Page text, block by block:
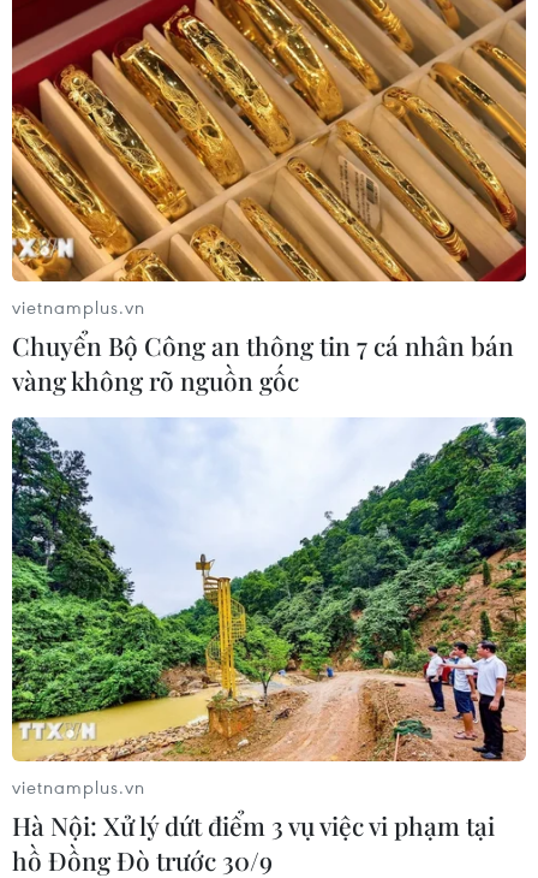
vietnamplus.vn
Chuyển Bộ Công an thông tin 7 cá nhân bán
vàng không rõ nguồn gốc
vietnamplus.vn
Hà Nội: Xử lý dứt điểm 3 vụ việc vi phạm tại
hồ Đồng Đò trước 30/9